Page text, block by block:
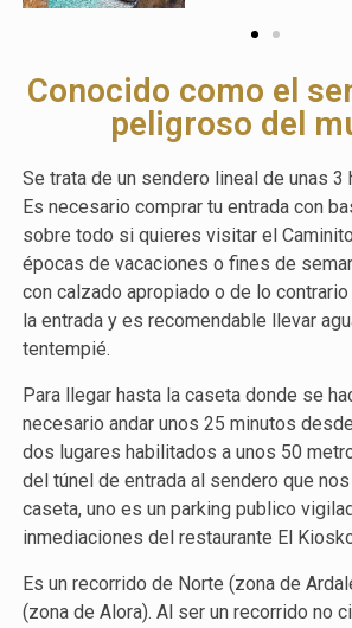
Conocido como el
peligroso del
Se trata de un sendero lineal de unas 3
Es necesario comprar tu entrada con
sobre todo si quieres visitar el Caminito
épocas de vacaciones o fines de
con calzado apropiado o de lo
la entrada y es recomendable llevar
tentempié.
Para llegar hasta la caseta donde se
necesario andar unos 25 minutos
dos lugares habilitados a unos 50
del túnel de entrada al sendero que
caseta, uno es un parking publico
inmediaciones del restaurante El
Es un recorrido de Norte (zona de
(zona de Alora). Al ser un recorrido no